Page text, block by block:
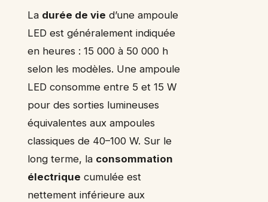
La durée de vie d’une ampoule
LED est généralement indiquée
en heures : 15 000 à 50 000 h
selon les modèles. Une ampoule
LED consomme entre 5 et 15 W
pour des sorties lumineuses
équivalentes aux ampoules
classiques de 40–100 W. Sur le
long terme, la consommation
électrique cumulée est
nettement inférieure aux